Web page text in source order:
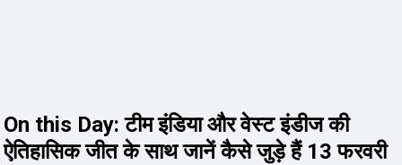
On this Day: टीम इंडिया और वेस्ट इंडीज की
ऐतिहासिक जीत के साथ जानें कैसे जुड़े हैं 13 फरवरी